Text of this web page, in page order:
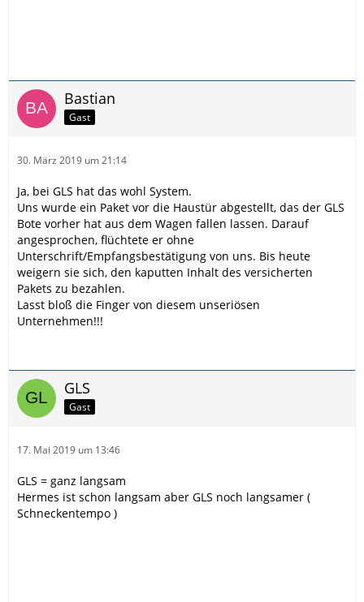
Bastian
Gast
30. März 2019 um 21:14
Ja, bei GLS hat das wohl System.
Uns wurde ein Paket vor die Haustür abgestellt, das der GLS
Bote vorher hat aus dem Wagen fallen lassen. Darauf
angesprochen, flüchtete er ohne
Unterschrift/Empfangsbestätigung von uns. Bis heute
weigern sie sich, den kaputten Inhalt des versicherten
Pakets zu bezahlen.
Lasst bloß die Finger von diesem unseriösen
Unternehmen!!!
GLS
Gast
17. Mai 2019 um 13:46
GLS = ganz langsam
Hermes ist schon langsam aber GLS noch langsamer (
Schneckentempo )